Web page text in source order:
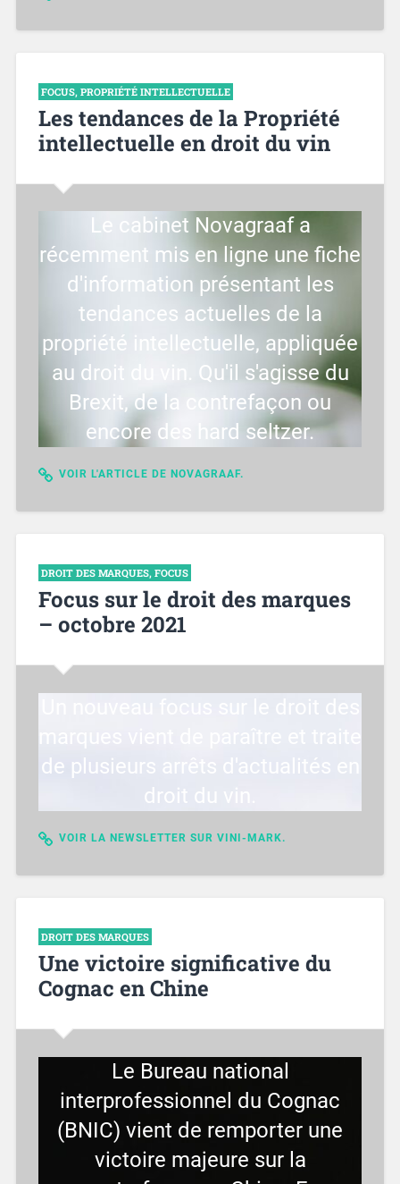
FOCUS, PROPRIÉTÉ INTELLECTUELLE
Les tendances de la Propriété
intellectuelle en droit du vin
Le cabinet Novagraaf a
récemment mis en ligne une fiche
d'information présentant les
tendances actuelles de la
propriété intellectuelle, appliquée
au droit du vin. Qu'il s'agisse du
Brexit, de la contrefaçon ou
encore des hard seltzer.
VOIR L'ARTICLE DE NOVAGRAAF.
DROIT DES MARQUES, FOCUS
Focus sur le droit des marques
– octobre 2021
de plusieurs arrêts d'actualités en
droit du vin.
VOIR LA NEWSLETTER SUR VINI-MARK.
DROIT DES MARQUES
Une victoire significative du
Cognac en Chine
Le Bureau national
interprofessionnel du Cognac
(BNIC) vient de remporter une
victoire majeure sur la